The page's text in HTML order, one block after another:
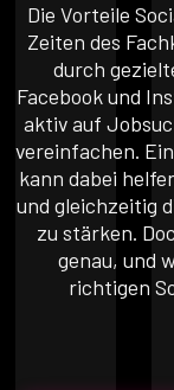
Die Vorteile
Zeiten des
durch
Facebook und
aktiv auf
vereinfachen.
kann dabei
und gleichzeitig
zu stärken.
genau, und
richtigen